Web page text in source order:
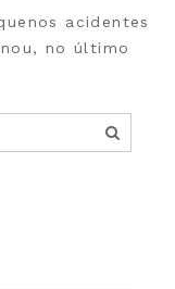
acidentes
no último